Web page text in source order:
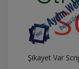
Şikayet Var